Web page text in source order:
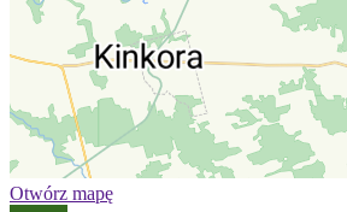
Otwórz mapę